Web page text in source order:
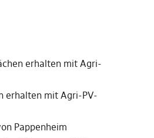
erhalten mit Agri-
erhalten mit Agri-PV-
Pappenheim